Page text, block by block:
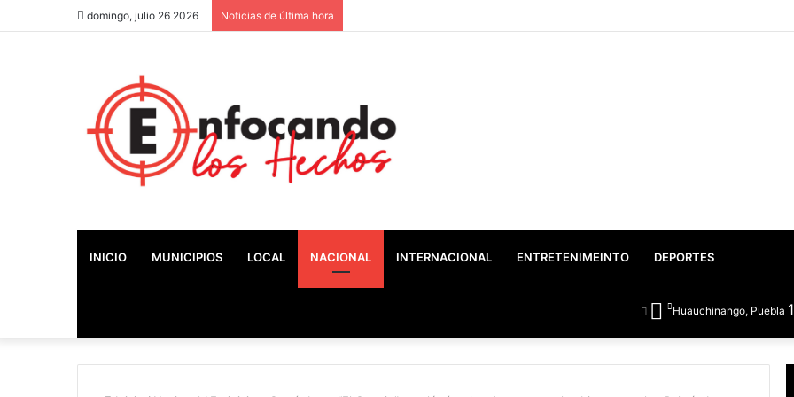
domingo, julio 26 2026 Noticias de última hora
INICIO MUNICIPIOS LOCAL NACIONAL INTERNACIONAL ENTRETENIMEINTO DEPORTES
Huauchinango, Puebla